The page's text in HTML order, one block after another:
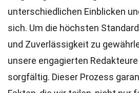
unterschiedlichen Einblicken
sich. Um die höchsten
und Zuverlässigkeit zu
unsere engagierten Redakteure
sorgfältig. Dieser Prozess